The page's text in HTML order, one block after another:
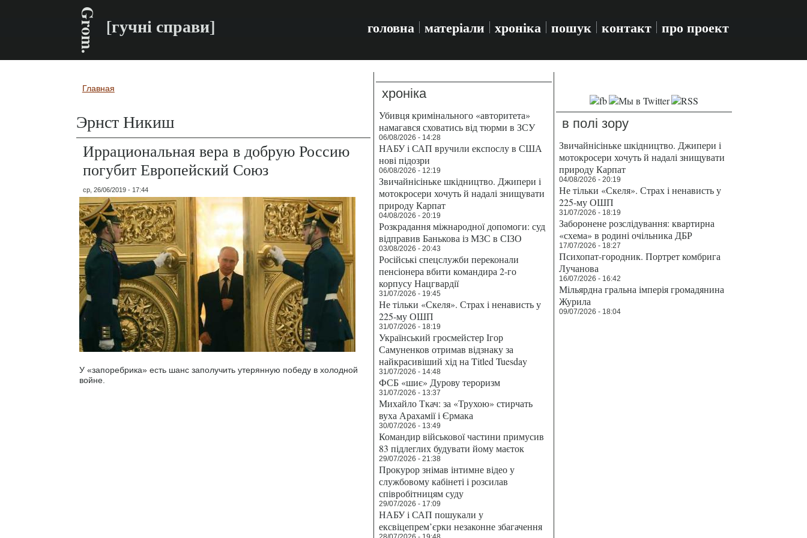
Grom. [гучні справи] головна матеріали хроніка пошук контакт про проект
Вы здесь
Главная
Эрнст Никиш
Иррациональная вера в добрую Россию
погубит Европейский Союз
ср, 26/06/2019 - 17:44
У «запоребрика» есть шанс заполучить утерянную победу в холодной
войне.
хроніка
Убивця кримінального «авторитета»
намагався сховатись від тюрми в ЗСУ
06/08/2026 - 14:28
НАБУ і САП вручили експослу в США
нові підозри
06/08/2026 - 12:19
Звичайнісіньке шкідництво. Джипери і
мотокросери хочуть й надалі знищувати
природу Карпат
04/08/2026 - 20:19
Розкрадання міжнародної допомоги: суд
відправив Банькова із МЗС в СІЗО
03/08/2026 - 20:43
Російські спецслужби переконали
пенсіонера вбити командира 2-го
корпусу Нацгвардії
31/07/2026 - 19:45
Не тільки «Скеля». Страх і ненависть у
225-му ОШП
31/07/2026 - 18:19
Український гросмейстер Ігор
Самуненков отримав відзнаку за
найкрасивіший хід на Titled Tuesday
31/07/2026 - 14:48
ФСБ «шиє» Дурову тероризм
31/07/2026 - 13:37
Михайло Ткач: за «Трухою» стирчать
вуха Арахамії і Єрмака
30/07/2026 - 13:49
Командир військової частини примусив
83 підлеглих будувати йому маєток
29/07/2026 - 21:38
Прокурор знімав інтимне відео у
службовому кабінеті і розсилав
співробітницям суду
29/07/2026 - 17:09
НАБУ і САП пошукали у
ексвіцепрем’єрки незаконне збагачення
в полі зору
Звичайнісіньке шкідництво. Джипери і
мотокросери хочуть й надалі знищувати
природу Карпат
04/08/2026 - 20:19
Не тільки «Скеля». Страх і ненависть у
225-му ОШП
31/07/2026 - 18:19
Заборонене розслідування: квартирна
«схема» в родині очільника ДБР
17/07/2026 - 18:27
Психопат-городник. Портрет комбрига
Лучанова
16/07/2026 - 16:42
Мільярдна гральна імперія громадянина
Журила
09/07/2026 - 18:04